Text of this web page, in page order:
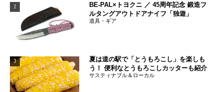
2
BE-PAL×トヨクニ ／ 45周年記念 鍛造フ
ルタングアウトドアナイフ「独遊」
道具・ギア
3
夏は道の駅で「とうもろこし」を楽しも
う！ 便利なとうもろこしカッターも紹介
サスティナブル＆ローカル